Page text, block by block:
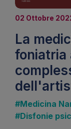
02 Ottobre
La
foniatria
#Medicina
#Disfonie